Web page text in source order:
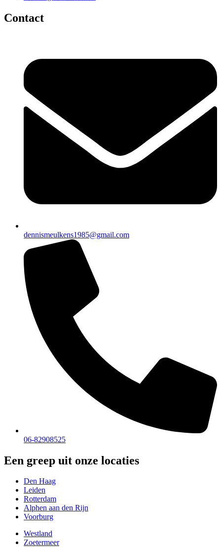
Contact
dennismeulkens1985@gmail.com
06-82908525
Een greep uit onze locaties
Den Haag
Leiden
Rotterdam
Alphen aan den Rijn
Voorburg
Westland
Zoetermeer